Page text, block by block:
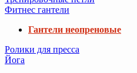
Фитнес гантели
Гантели неопреновые
Ролики для пресса
Йога